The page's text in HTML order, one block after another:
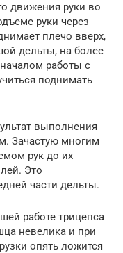
движения руки во
руки через
плечо вверх,
дельты, на более
работы с
поднимать
выполнения
Зачастую многим
рук до их
Это
части дельты.
работе трицепса
невелика и при
опять ложится